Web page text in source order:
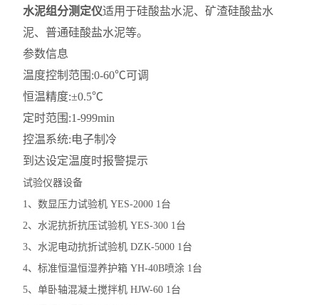
查看全部 >>
水泥组分测定仪适用于硅酸盐水泥、矿渣硅酸盐水
泥、普通硅酸盐水泥等。
参数信息
温度控制范围:0-60℃可调
恒温精度:±0.5℃
定时范围:1-999min
控温系统:电子制冷
到达设定温度时报警提示
试验仪器设备
1、数显压力试验机 YES-2000 1台
2、水泥抗折抗压试验机 YES-300 1台
3、水泥电动抗折试验机 DZK-5000 1台
4、标准恒温恒湿养护箱 YH-40B喷涂 1台
5、单卧轴混凝土搅拌机 HJW-60 1台